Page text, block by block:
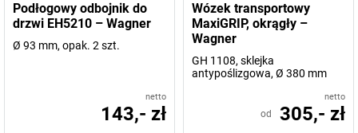
Podłogowy odbojnik do
drzwi EH5210 – Wagner
Ø 93 mm, opak. 2 szt.
netto
143,- zł
Wózek transportowy
MaxiGRIP, okrągły –
Wagner
GH 1108, sklejka
antypoślizgowa, Ø 380 mm
netto
od 305,- zł